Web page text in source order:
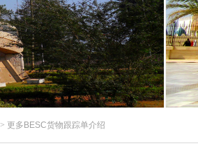
>更多BESC货物跟踪单介绍